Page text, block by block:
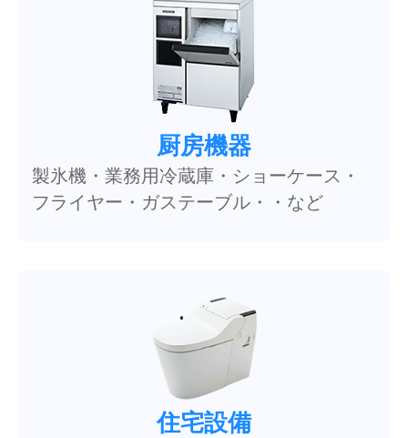
厨房機器
製氷機・業務用冷蔵庫・ショーケース・
フライヤー・ガステーブル・・など
住宅設備